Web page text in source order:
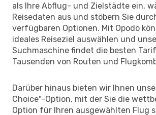
als Ihre Abflug- und Zielstädte ein,
Reisedaten aus und stöbern Sie
verfügbaren Optionen. Mit Opodo
ideales Reiseziel auswählen und
Suchmaschine findet die besten
Tausenden von Routen und
Darüber hinaus bieten wir Ihnen
Choice"-Option, mit der Sie die
Option für Ihren ausgewählten Flug